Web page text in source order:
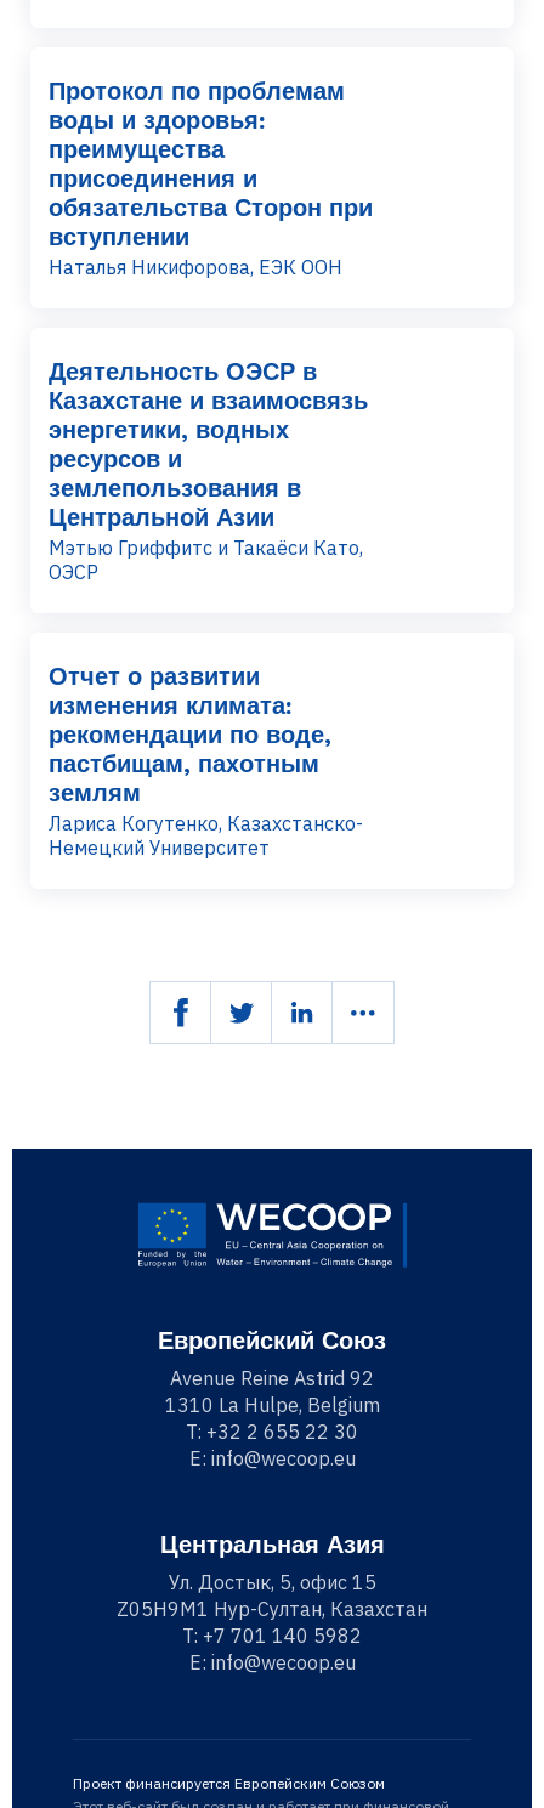
Протокол по проблемам
воды и здоровья:
преимущества
присоединения и
обязательства Сторон при
вступлении
Наталья Никифорова, ЕЭК ООН
Деятельность ОЭСР в
Казахстане и взаимосвязь
энергетики, водных
ресурсов и
землепользования в
Центральной Азии
Мэтью Гриффитс и Такаёси Като,
ОЭСР
Отчет о развитии
изменения климата:
рекомендации по воде,
пастбищам, пахотным
землям
Лариса Когутенко, Казахстанско-
Немецкий Университет
Европейский Союз
Avenue Reine Astrid 92
1310 La Hulpe, Belgium
T: +32 2 655 22 30
E: info@wecoop.eu
Центральная Азия
Ул. Достык, 5, офис 15
Z05H9M1 Нур-Султан, Казахстан
T: +7 701 140 5982
E: info@wecoop.eu
Проект финансируется Европейским Союзом